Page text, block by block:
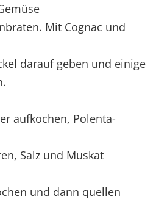
Mit Cognac und
darauf geben und einige
aufkochen, Polenta-
Salz und Muskat
und dann quellen